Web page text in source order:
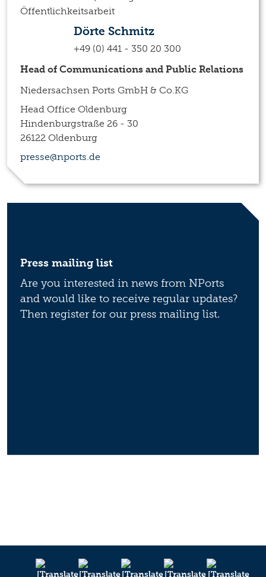
Dörte Schmitz
+49 (0) 441 - 350 20 300
Head of Communications and Public Relations
Niedersachsen Ports GmbH & Co.KG
Head Office Oldenburg
Hindenburgstraße 26 - 30
26122 Oldenburg
presse@nports.de
Press mailing list
Are you interested in news from NPorts
and would like to receive regular updates?
Then register for our press mailing list.